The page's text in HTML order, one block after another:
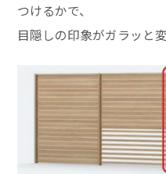
つけるかで、
目隠しの印象がガラッと